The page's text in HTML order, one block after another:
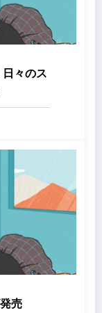
々のス
売